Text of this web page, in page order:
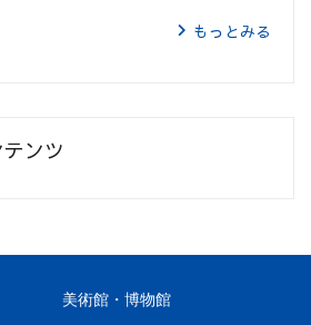
もっとみる
ンツ
美術館・博物館